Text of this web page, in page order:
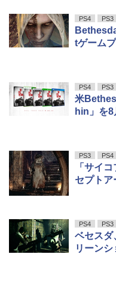
PS4 PS3
tゲーム
PS4 PS3
米
hin」を
PS3 PS4
「サイ
セプトア
PS4 PS3
ベセスダ
リーンシ